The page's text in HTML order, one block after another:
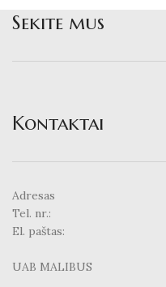
Sekite mus
Kontaktai
Adresas
Tel. nr.:
El. paštas:
UAB MALIBUS